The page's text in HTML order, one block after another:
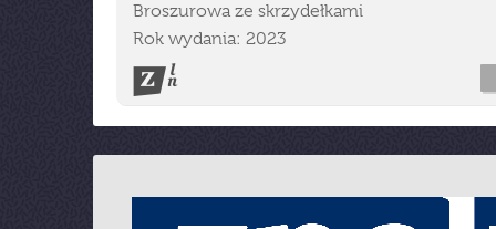
Broszurowa ze skrzydełkami
Rok wydania: 2023